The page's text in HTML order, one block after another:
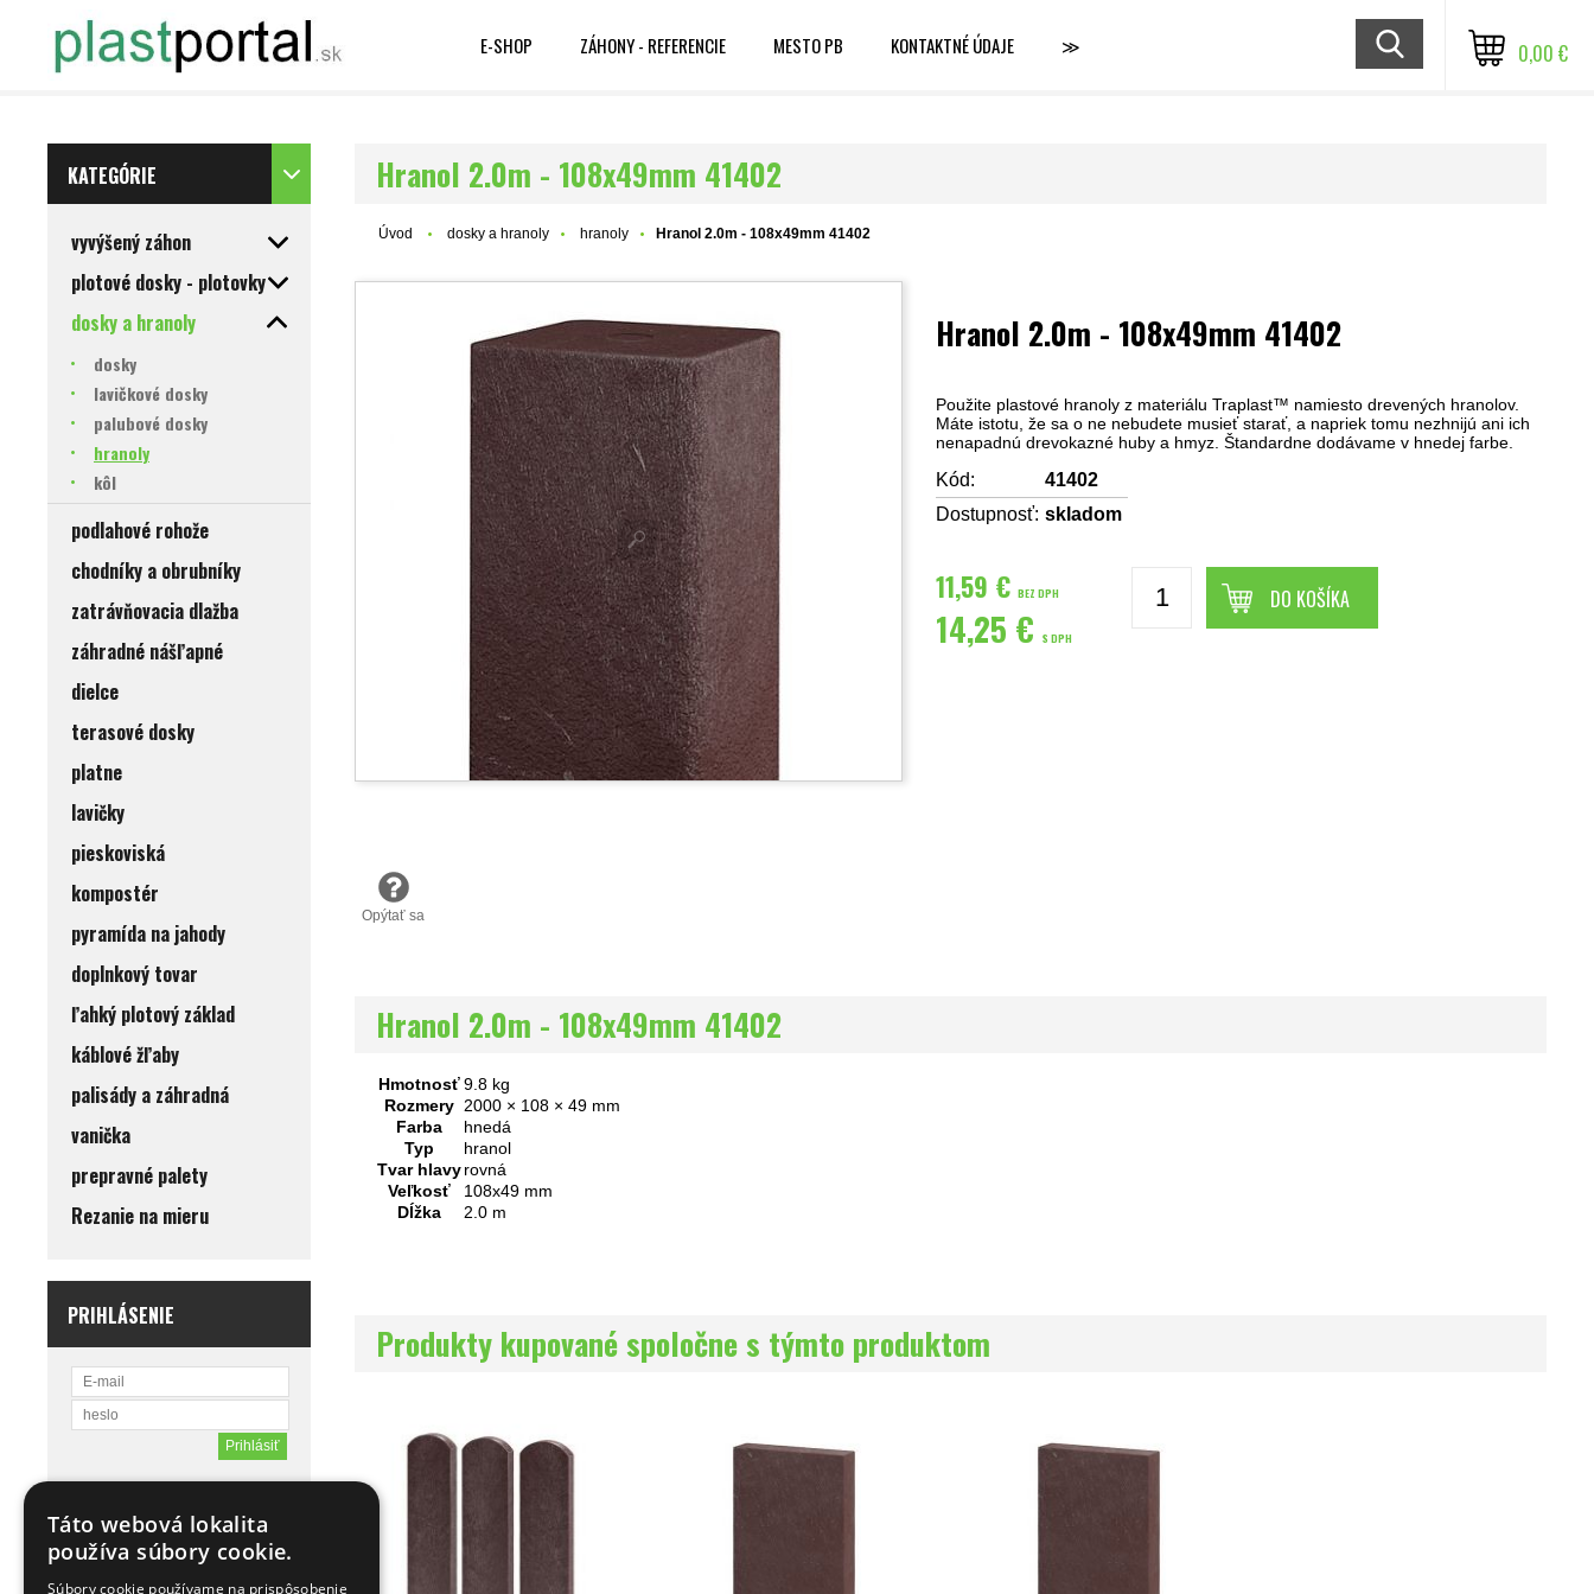
E-SHOP ZÁHONY - REFERENCIE MESTO PB KONTAKTNÉ ÚDAJE ≫ 0,00 €
KATEGÓRIE
vyvýšený záhon
plotové dosky - plotovky
dosky a hranoly
dosky
lavičkové dosky
palubové dosky
hranoly
kôl
podlahové rohože
chodníky a obrubníky
zatrávňovacia dlažba
záhradné nášľapné
dielce
terasové dosky
platne
lavičky
pieskoviská
kompostér
pyramída na jahody
doplnkový tovar
ľahký plotový základ
káblové žľaby
palisády a záhradná
vanička
prepravné palety
Rezanie na mieru
PRIHLÁSENIE
Registrácia
Hranol 2.0m - 108x49mm 41402
Úvod dosky a hranoly hranoly Hranol 2.0m - 108x49mm 41402
Hranol 2.0m - 108x49mm 41402
Použite plastové hranoly z materiálu Traplast™ namiesto drevených hranolov.
Máte istotu, že sa o ne nebudete musieť starať, a napriek tomu nezhnijú ani ich
nenapadnú drevokazné huby a hmyz. Štandardne dodávame v hnedej farbe.
Kód:
41402
Dostupnosť: skladom
11,59 €BEZ DPH
14,25 €S DPH
DO KOŠÍKA
Opýtať sa
Hranol 2.0m - 108x49mm 41402
Hmotnosť9.8 kg
Rozmery 2000 × 108 × 49 mm
Farba
hnedá
Typ
hranol
Tvar hlavyrovná
Veľkosť
108x49 mm
Dĺžka
2.0 m
Produkty kupované spoločne s týmto produktom
Táto webová lokalita
používa súbory cookie.
Súbory cookie používame na prispôsobenie